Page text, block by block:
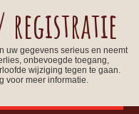
registratie
uw gegevens serieus en neemt
onbevoegde toegang,
wijziging tegen te gaan.
voor meer informatie.